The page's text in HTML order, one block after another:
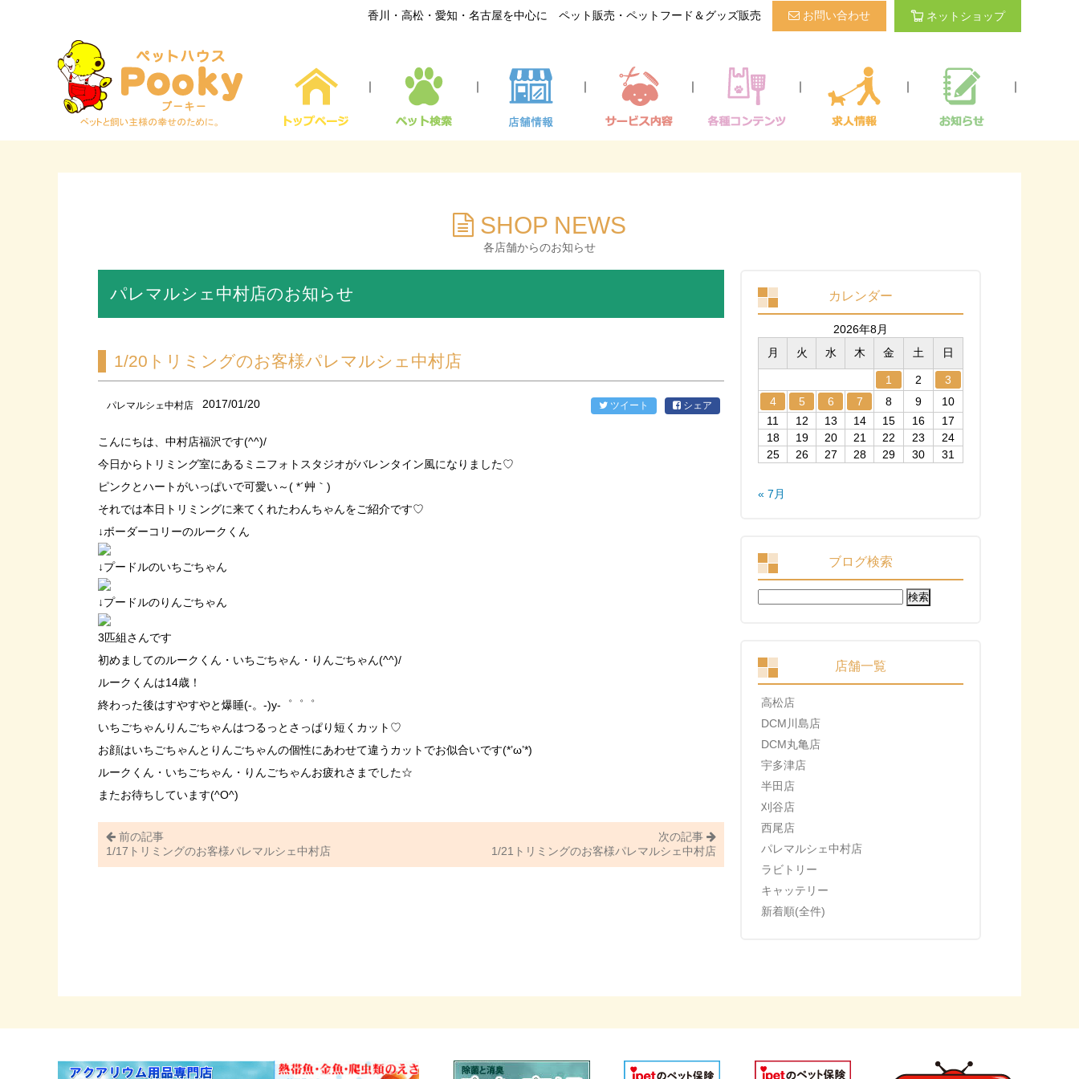
香川・高松・愛知・名古屋を中心に ペット販売・ペットフード＆グッズ販売 お問い合わせ ネットショップ
｜ ｜ ｜ ｜ ｜ ｜ ｜
SHOP NEWS
各店舗からのお知らせ
パレマルシェ中村店のお知らせ
1/20トリミングのお客様パレマルシェ中村店
パレマルシェ中村店 2017/01/20 ツイート シェア
こんにちは、中村店福沢です(^^)/
今日からトリミング室にあるミニフォトスタジオがバレンタイン風になりました♡
ピンクとハートがいっぱいで可愛い～( *´艸｀)
それでは本日トリミングに来てくれたわんちゃんをご紹介です♡
↓ボーダーコリーのルークくん
↓プードルのいちごちゃん
↓プードルのりんごちゃん
3匹組さんです
初めましてのルークくん・いちごちゃん・りんごちゃん(^^)/
ルークくんは14歳！
終わった後はすやすやと爆睡(-。-)y-゜゜゜
いちごちゃんりんごちゃんはつるっとさっぱり短くカット♡
お顔はいちごちゃんとりんごちゃんの個性にあわせて違うカットでお似合いです(*’ω’*)
ルークくん・いちごちゃん・りんごちゃんお疲れさまでした☆
またお待ちしています(^O^)
前の記事
1/17トリミングのお客様パレマルシェ中村店
次の記事
1/21トリミングのお客様パレマルシェ中村店
カレンダー
2026年8月
月
火 水 木 金 土 日
1 2
3
4
5 6 7 8 9
10
11
12 13 14 15 16
17
18
19 20 21 22 23
24
25
26 27 28 29 30 31
« 7月
ブログ検索
検
索:
店舗一覧
高松店
DCM川島店
DCM丸亀店
宇多津店
半田店
刈谷店
西尾店
パレマルシェ中村店
ラビトリー
キャッテリー
新着順(全件)